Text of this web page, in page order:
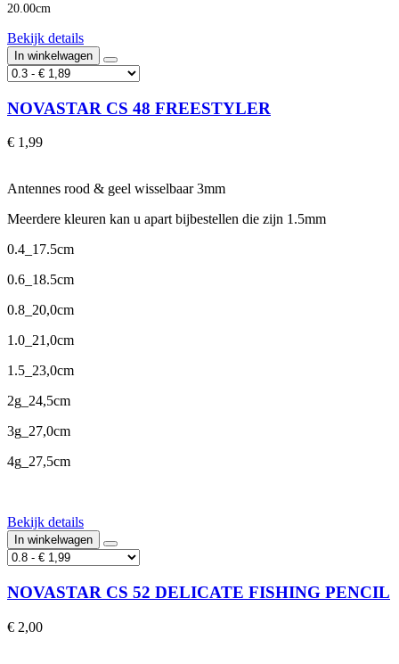
20.00cm
Bekijk details
In winkelwagen
NOVASTAR CS 48 FREESTYLER
€ 1,99
Antennes rood & geel wisselbaar 3mm
Meerdere kleuren kan u apart bijbestellen die zijn 1.5mm
0.4_17.5cm
0.6_18.5cm
0.8_20,0cm
1.0_21,0cm
1.5_23,0cm
2g_24,5cm
3g_27,0cm
4g_27,5cm
Bekijk details
In winkelwagen
NOVASTAR CS 52 DELICATE FISHING PENCIL
€ 2,00